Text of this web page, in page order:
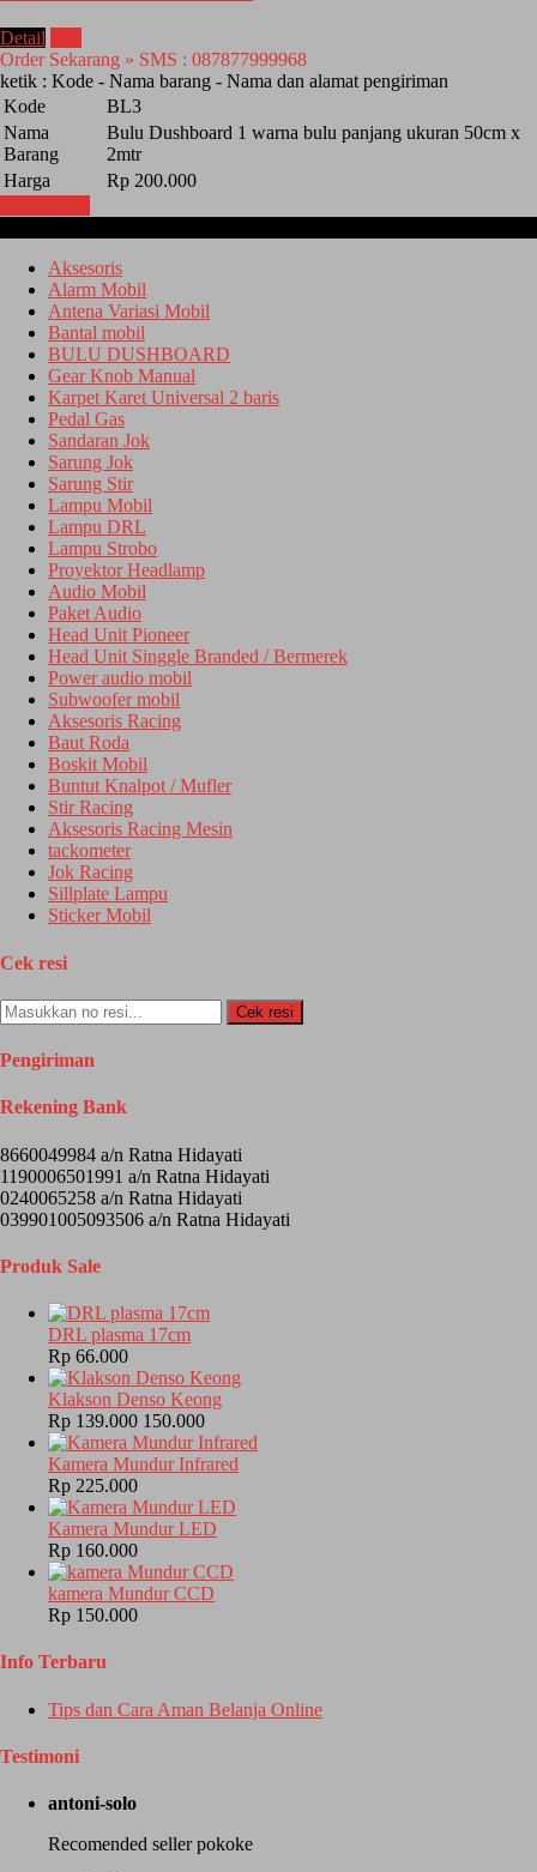
Detail
Order Sekarang » SMS : 087877999968
ketik : Kode - Nama barang - Nama dan alamat pengiriman
Kode
BL3
Nama
Barang
Bulu Dushboard 1 warna bulu panjang ukuran 50cm x
2mtr
Harga
Rp 200.000
Aksesoris
Alarm Mobil
Antena Variasi Mobil
Bantal mobil
BULU DUSHBOARD
Gear Knob Manual
Karpet Karet Universal 2 baris
Pedal Gas
Sandaran Jok
Sarung Jok
Sarung Stir
Lampu Mobil
Lampu DRL
Lampu Strobo
Proyektor Headlamp
Audio Mobil
Paket Audio
Head Unit Pioneer
Head Unit Singgle Branded / Bermerek
Power audio mobil
Subwoofer mobil
Aksesoris Racing
Baut Roda
Boskit Mobil
Buntut Knalpot / Mufler
Stir Racing
Aksesoris Racing Mesin
tackometer
Jok Racing
Sillplate Lampu
Sticker Mobil
Cek resi
Cek resi
Pengiriman
Rekening Bank
8660049984 a/n Ratna Hidayati
1190006501991 a/n Ratna Hidayati
0240065258 a/n Ratna Hidayati
039901005093506 a/n Ratna Hidayati
Produk Sale
DRL plasma 17cm
Rp 66.000
Klakson Denso Keong
Rp 139.000 150.000
Kamera Mundur Infrared
Rp 225.000
Kamera Mundur LED
Rp 160.000
kamera Mundur CCD
Rp 150.000
Info Terbaru
Tips dan Cara Aman Belanja Online
Testimoni
antoni-solo
Recomended seller pokoke